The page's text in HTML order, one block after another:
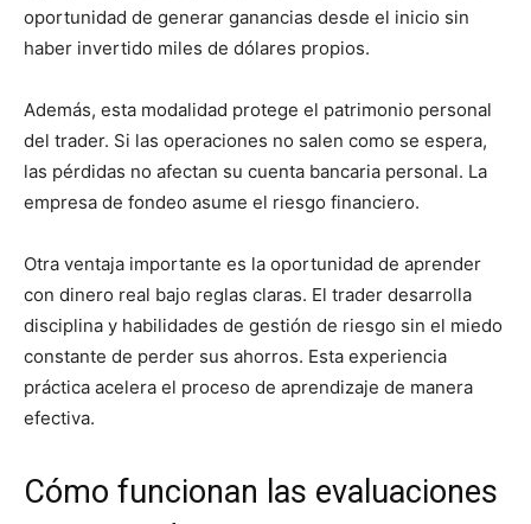
oportunidad de generar ganancias desde el inicio sin
haber invertido miles de dólares propios.
Además, esta modalidad protege el patrimonio personal
del trader. Si las operaciones no salen como se espera,
las pérdidas no afectan su cuenta bancaria personal. La
empresa de fondeo asume el riesgo financiero.
Otra ventaja importante es la oportunidad de aprender
con dinero real bajo reglas claras. El trader desarrolla
disciplina y habilidades de gestión de riesgo sin el miedo
constante de perder sus ahorros. Esta experiencia
práctica acelera el proceso de aprendizaje de manera
efectiva.
Cómo funcionan las evaluaciones